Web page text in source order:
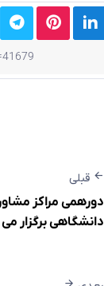
قبلی
دورهمی مراکز
دانشگاهی برگزار